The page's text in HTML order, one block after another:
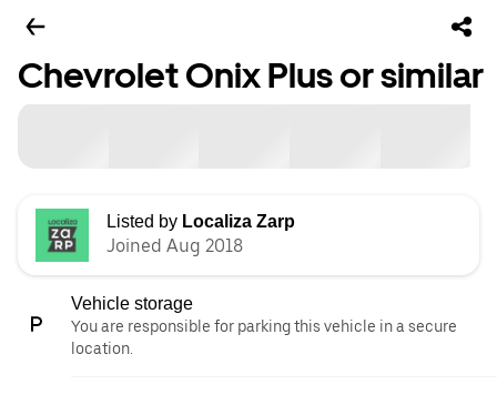
Chevrolet Onix Plus or similar
Listed by Localiza Zarp
Joined Aug 2018
Vehicle storage
You are responsible for parking this vehicle in a secure
location.